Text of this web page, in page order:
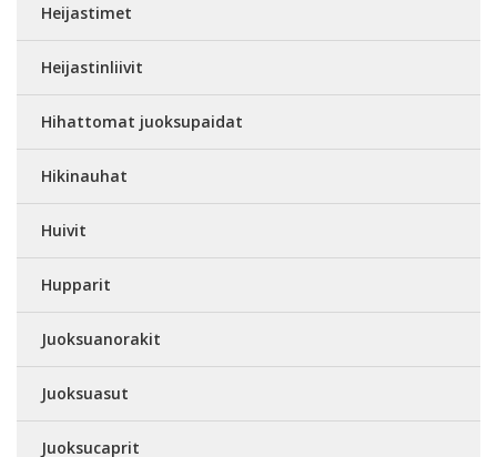
Heijastimet
Heijastinliivit
Hihattomat juoksupaidat
Hikinauhat
Huivit
Hupparit
Juoksuanorakit
Juoksuasut
Juoksucaprit